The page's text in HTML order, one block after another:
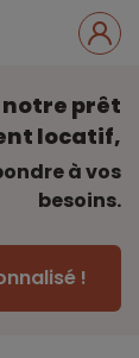
prêt
locatif,
à vos
besoins.
!